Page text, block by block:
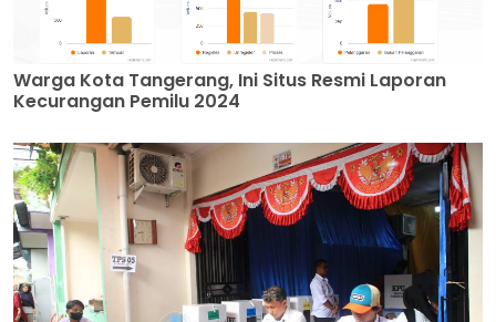
Warga Kota Tangerang, Ini Situs Resmi Laporan
Kecurangan Pemilu 2024